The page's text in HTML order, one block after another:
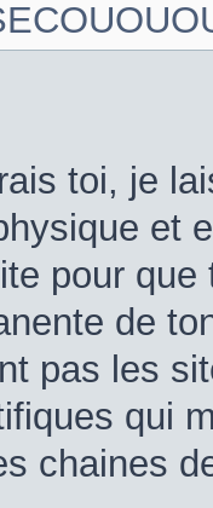
toi, je
et
pour
de
pas les
qui
chaines